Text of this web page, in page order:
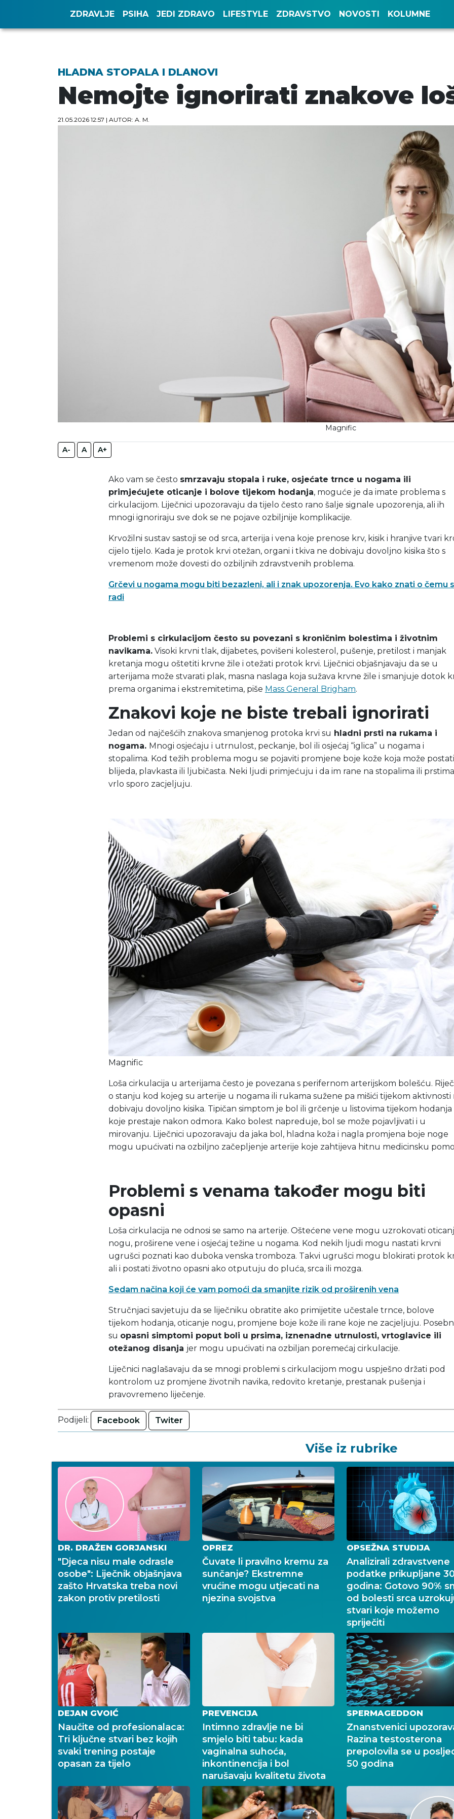
ZDRAVLJE PSIHA JEDI ZDRAVO LIFESTYLE ZDRAVSTVO NOVOSTI KOLUMNE
HLADNA STOPALA I DLANOVI
Nemojte ignorirati znakove
21.05.2026 12:57 | AUTOR: A. M.
Magnific
A- A A+
Ako vam se često smrzavaju stopala i ruke, osjećate trnce u nogama ili
primjećujete oticanje i bolove tijekom hodanja, moguće je da imate problema s
cirkulacijom. Liječnici upozoravaju da tijelo često rano šalje signale upozorenja, ali ih
mnogi ignoriraju sve dok se ne pojave ozbiljnije komplikacije.
Krvožilni sustav sastoji se od srca, arterija i vena koje prenose krv, kisik i hranjive tvari
cijelo tijelo. Kada je protok krvi otežan, organi i tkiva ne dobivaju dovoljno kisika što s
vremenom može dovesti do ozbiljnih zdravstvenih problema.
Grčevi u nogama mogu biti bezazleni, ali i znak upozorenja. Evo kako znati o čemu
radi
Problemi s cirkulacijom često su povezani s kroničnim bolestima i životnim
navikama. Visoki krvni tlak, dijabetes, povišeni kolesterol, pušenje, pretilost i manjak
kretanja mogu oštetiti krvne žile i otežati protok krvi. Liječnici objašnjavaju da se u
arterijama može stvarati plak, masna naslaga koja sužava krvne žile i smanjuje dotok
prema organima i ekstremitetima, piše Mass General Brigham.
Znakovi koje ne biste trebali ignorirati
Jedan od najčešćih znakova smanjenog protoka krvi su hladni prsti na rukama i
nogama. Mnogi osjećaju i utrnulost, peckanje, bol ili osjećaj “iglica” u nogama i
stopalima. Kod težih problema mogu se pojaviti promjene boje kože koja može postati
blijeda, plavkasta ili ljubičasta. Neki ljudi primjećuju i da im rane na stopalima ili prstima
vrlo sporo zacjeljuju.
Magnific
Loša cirkulacija u arterijama često je povezana s perifernom arterijskom bolešću.
o stanju kod kojeg su arterije u nogama ili rukama sužene pa mišići tijekom aktivnosti
dobivaju dovoljno kisika. Tipičan simptom je bol ili grčenje u listovima tijekom hodanja
koje prestaje nakon odmora. Kako bolest napreduje, bol se može pojavljivati i u
mirovanju. Liječnici upozoravaju da jaka bol, hladna koža i nagla promjena boje noge
mogu upućivati na ozbiljno začepljenje arterije koje zahtijeva hitnu medicinsku
Problemi s venama također mogu biti
opasni
Loša cirkulacija ne odnosi se samo na arterije. Oštećene vene mogu uzrokovati
nogu, proširene vene i osjećaj težine u nogama. Kod nekih ljudi mogu nastati krvni
ugrušci poznati kao duboka venska tromboza. Takvi ugrušci mogu blokirati protok
ali i postati životno opasni ako otputuju do pluća, srca ili mozga.
Sedam načina koji će vam pomoći da smanjite rizik od proširenih vena
Stručnjaci savjetuju da se liječniku obratite ako primijetite učestale trnce, bolove
tijekom hodanja, oticanje nogu, promjene boje kože ili rane koje ne zacjeljuju.
su opasni simptomi poput boli u prsima, iznenadne utrnulosti, vrtoglavice ili
otežanog disanja jer mogu upućivati na ozbiljan poremećaj cirkulacije.
Liječnici naglašavaju da se mnogi problemi s cirkulacijom mogu uspješno držati pod
kontrolom uz promjene životnih navika, redovito kretanje, prestanak pušenja i
pravovremeno liječenje.
Podijeli: Facebook Twiter
Više iz rubrike
DR. DRAŽEN GORJANSKI
"Djeca nisu male odrasle
osobe": Liječnik objašnjava
zašto Hrvatska treba novi
zakon protiv pretilosti
OPREZ
Čuvate li pravilno kremu za
sunčanje? Ekstremne
vrućine mogu utjecati na
njezina svojstva
OPSEŽNA STUDIJA
Analizirali zdravstvene
podatke prikupljane
godina: Gotovo 90%
od bolesti srca
stvari koje možemo
spriječiti
DEJAN GVOIĆ
Naučite od profesionalaca:
Tri ključne stvari bez kojih
svaki trening postaje
opasan za tijelo
PREVENCIJA
Intimno zdravlje ne bi
smjelo biti tabu: kada
vaginalna suhoća,
inkontinencija i bol
narušavaju kvalitetu života
SPERMAGEDDON
Znanstvenici
Razina testosterona
prepolovila se u
50 godina